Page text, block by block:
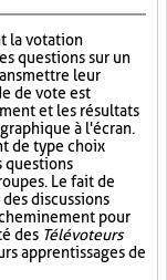
la votation
questions sur un
leur
de vote est
et les résultats
à l'écran.
de type choix
questions
Le fait de
discussions
pour
des Télévoteurs
apprentissages de